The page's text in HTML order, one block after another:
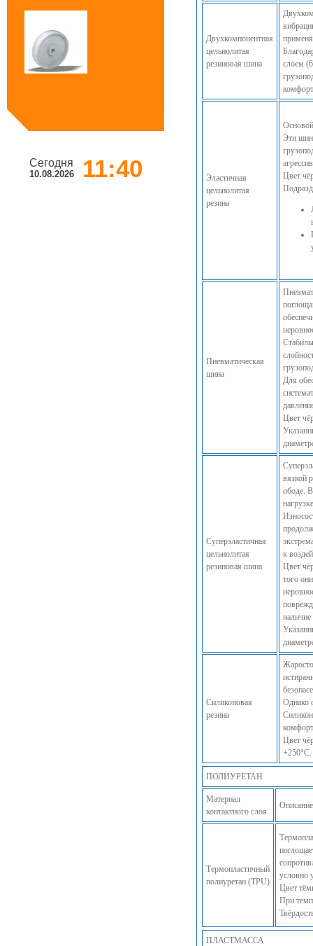
Сегодня
10.08.2026 11:40
Двухкомпонентная
цельнолитая
резиновая шина
слоем
Эластичная
цельнолитая
резина
Эти
Цвет
Пневматическая
шина
Для
Цвет
Суперэластичная
цельнолитая
резиновая шина
вязкой
ободе.
к
Цвет
того
Силиконовая
резина
Однако
Цвет
+250°C.
ПОЛИУРЕТАН
Материал
контактного слоя
Термопластичный
полиуретан (TPU)
условно
Цвет
При
ПЛАСТМАССА